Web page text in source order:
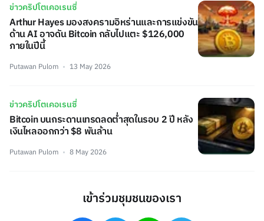
ข่าวคริปโตเคอเรนซี่
Arthur Hayes มองสงครามอิหร่านและการแข่งขัน
ด้าน AI อาจดัน Bitcoin กลับไปแตะ $126,000
ภายในปีนี้
Putawan Pulom 13 May 2026
ข่าวคริปโตเคอเรนซี่
Bitcoin บนกระดานเทรดลดต่ำสุดในรอบ 2 ปี หลัง
เงินไหลออกกว่า $8 พันล้าน
Putawan Pulom 8 May 2026
เข้าร่วมชุมชนของเรา